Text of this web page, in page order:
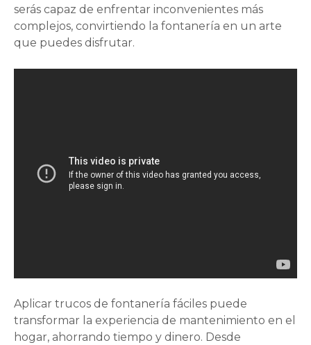
serás capaz de enfrentar inconvenientes más
complejos, convirtiendo la fontanería en un arte
que puedes disfrutar.
Aplicar trucos de fontanería fáciles puede
transformar la experiencia de mantenimiento en el
hogar, ahorrando tiempo y dinero. Desde